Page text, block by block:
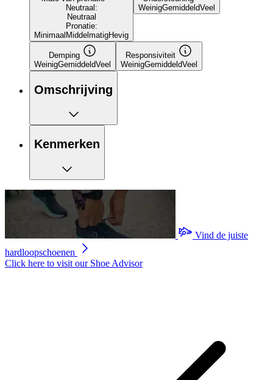
Neutraal:
Neutraal
Pronatie:
Minimaal MiddelmatigHevig
WeinigGemiddeldVeel
Demping
WeinigGemiddeldVeel
Responsiviteit
WeinigGemiddeldVeel
Omschrijving
Kenmerken
Vind de juiste
hardloopschoenen
Click here to visit our Shoe Advisor